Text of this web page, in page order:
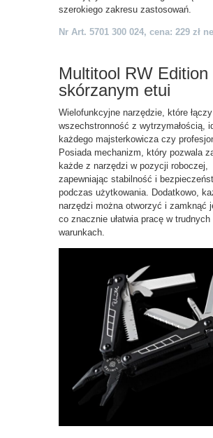
szerokiego zakresu zastosowań.
Nr Art. 5701 300 024, cena: 229 zł
Multitool RW Edition
skórzanym etui
Wielofunkcyjne narzędzie, które łączy
wszechstronność z wytrzymałością,
każdego majsterkowicza czy
Posiada mechanizm, który pozwala
każde z narzędzi w pozycji roboczej,
zapewniając stabilność i
podczas użytkowania. Dodatkowo,
narzędzi można otworzyć i zamknąć
co znacznie ułatwia pracę w trudnych
warunkach.